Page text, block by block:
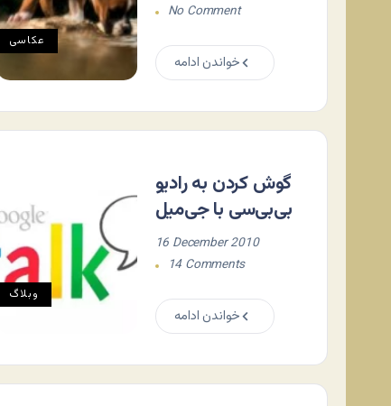
عکاسی
No Comment
خواندن ادامه
وبلاگ
گوش کردن به رادیو
بی‌بی‌سی با جی‌میل
16 December 2010
14 Comments
خواندن ادامه